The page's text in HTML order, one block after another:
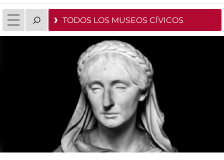
TODOS LOS MUSEOS CÍVICOS